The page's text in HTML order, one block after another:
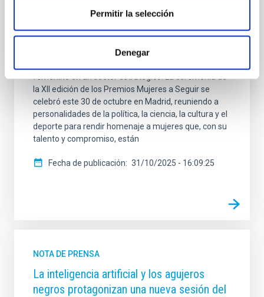
Permitir la selección
Denegar
Canarias (IAC) Julia de León, ha sido galardonada
2025 en la categoría de Ciencia. La distinción
reconoce su excepcional trayectoria, su impacto en la
femenino en un sector estratégico. La ceremonia de
la XII edición de los Premios Mujeres a Seguir se
celebró este 30 de octubre en Madrid, reuniendo a
personalidades de la política, la ciencia, la cultura y el
deporte para rendir homenaje a mujeres que, con su
talento y compromiso, están
Fecha de publicación 31/10/2025 - 16:09:25
NOTA DE PRENSA
La inteligencia artificial y los agujeros
negros protagonizan una nueva sesión del